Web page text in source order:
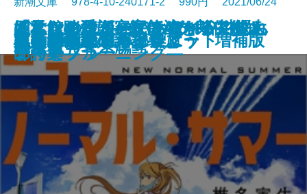
炎舞館の殺人
あなたの後ろにいるだれか―眠れ
ぬ夜の八つの物語―
姫君を喰う話―宇能鴻一郎傑作短
編集―
「私」を受け容れて生きる―父と
母の娘―
マリコ、うまくいくよ
冥界からの電話
さらば南紀の海よ
ざんねんなスパイ
夏の騎士
クイーンズ・ギャンビット
文庫電子書籍あり
ニューノーマル・サマー
四元館の殺人―探偵AIのリアル・
ディープラーニング―
ぼくはイエローでホワイトで、ち
ょっとブルー
私の少女マンガ講義
ほんのきろく
火のないところに煙は
本当の翻訳の話をしよう 増補版
ハレルヤ！
月まで三キロ
さよならは仮のことば―谷川俊太
郎詩集―